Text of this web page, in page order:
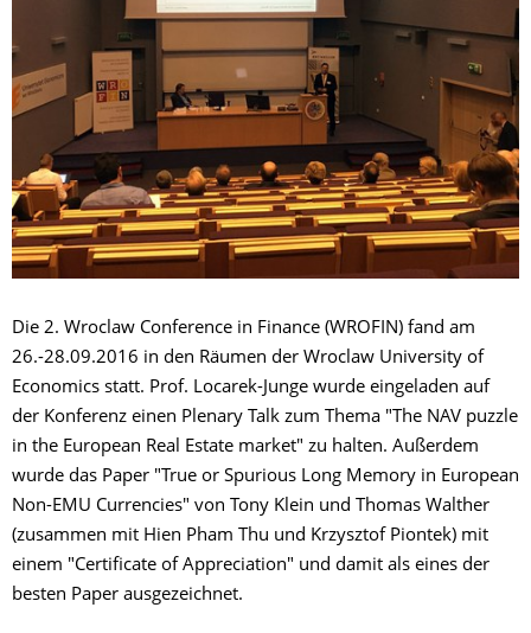
Die 2. Wroclaw Conference in Finance (WROFIN) fand am
26.-28.09.2016 in den Räumen der Wroclaw University of
Economics statt. Prof. Locarek-Junge wurde eingeladen auf
der Konferenz einen Plenary Talk zum Thema "The NAV puzzle
in the European Real Estate market" zu halten. Außerdem
wurde das Paper "True or Spurious Long Memory in European
Non-EMU Currencies" von Tony Klein und Thomas Walther
(zusammen mit Hien Pham Thu und Krzysztof Piontek) mit
einem "Certificate of Appreciation" und damit als eines der
besten Paper ausgezeichnet.